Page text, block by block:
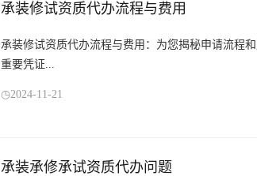
承装修试资质代办流程与费用
承装修试资质代办流程与费用：为您揭秘申请流程
重要凭证...
2024-11-21
承装承修承试资质代办问题